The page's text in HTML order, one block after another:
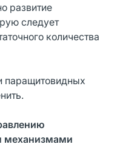
развитие
следует
количества
паращитовидных
механизмами